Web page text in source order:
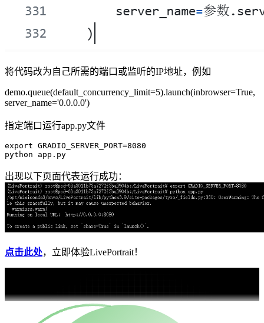
将代码改为自己所需的端口或监听的IP地址，例如
demo.queue(default_concurrency_limit=5).launch(inbrowser=True,
server_name='0.0.0.0')
指定端口运行app.py文件
export GRADIO_SERVER_PORT=8080
出现以下页面代表运行成功：
点击此处，立即体验LivePortrait！